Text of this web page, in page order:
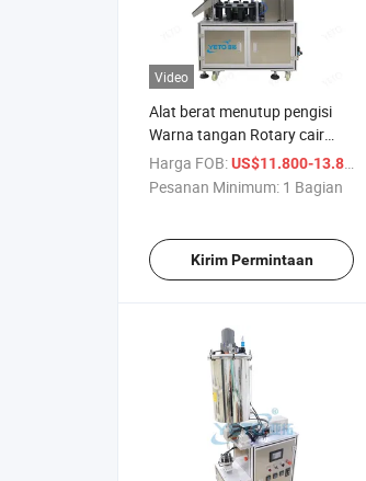
Video
Alat berat menutup pengisi
Warna tangan Rotary cair
otomatis dipangkot filus filling
Polish
Harga FOB:US$11.800-13.800
Pesanan Minimum: 1 Bagian
Kirim Permintaan